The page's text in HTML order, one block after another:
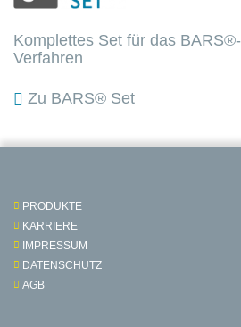
Komplettes Set für das BARS®-
Verfahren
Zu BARS® Set
PRODUKTE
KARRIERE
IMPRESSUM
DATENSCHUTZ
AGB